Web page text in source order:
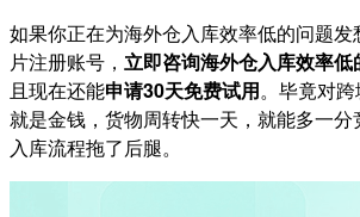
如果你正在为海外仓入库效率低的问题
片注册账号， 立即咨询海外仓入库效率
且现在还能申请30天免费试用。毕竟对
就是金钱，货物周转快一天，就能多一
入库流程拖了后腿。